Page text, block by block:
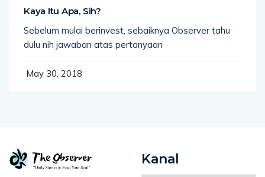
Kaya Itu Apa, Sih?
Sebelum mulai berinvest, sebaiknya Observer tahu
dulu nih jawaban atas pertanyaan
May 30, 2018
Kanal